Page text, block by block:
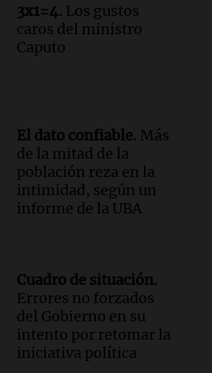
3x1=4. Los gustos
caros del ministro
Caputo
El dato confiable. Más
de la mitad de la
población reza en la
intimidad, según un
informe de la UBA
Cuadro de situación.
Errores no forzados
del Gobierno en su
intento por retomar la
iniciativa política